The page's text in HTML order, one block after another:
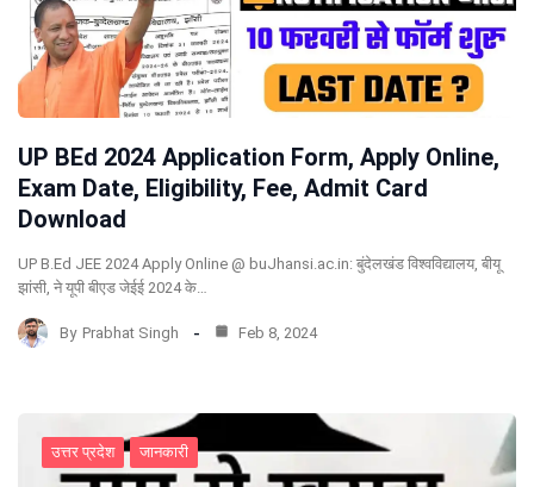
UP BEd 2024 Application Form, Apply Online,
Exam Date, Eligibility, Fee, Admit Card
Download
UP B.Ed JEE 2024 Apply Online @ buJhansi.ac.in: बुंदेलखंड विश्वविद्यालय, बीयू
झांसी, ने यूपी बीएड जेईई 2024 के…
By Prabhat Singh Feb 8, 2024
उत्तर प्रदेश जानकारी